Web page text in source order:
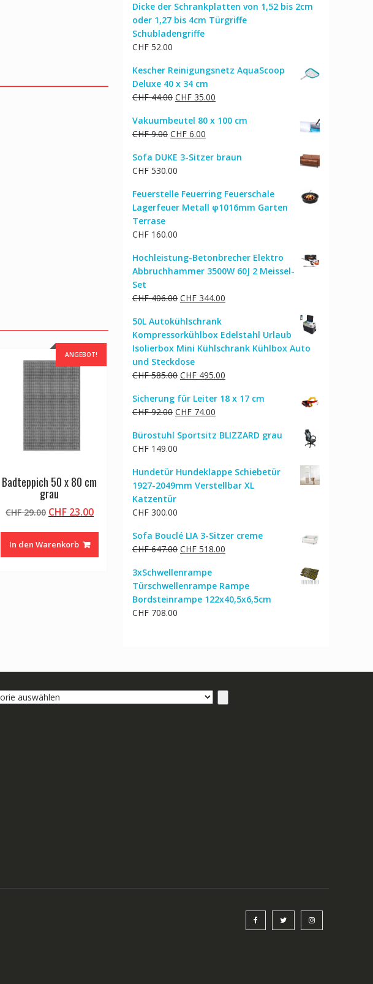
ANGEBOT!
Badteppich 50 x 80 cm
grau
CHF29.00 Ursprünglicher
war:
CHF 29.00
CHF23.00Aktueller
CHF 23.00.
In den Warenkorb
Dicke der Schrankplatten von 1,52 bis 2cm
oder 1,27 bis 4cm Türgriffe
Schubladengriffe
CHF 52.00
Kescher Reinigungsnetz AquaScoop
Deluxe 40 x 34 cm
CHF44.00 Ursprünglicher
war:
CHF 44.00
CHF 35.00
ist:
Vakuumbeutel 80 x 100 cm
CHF9.00 Ursprünglicher
war:
CHF 9.00
CHF 6.00
ist:
Sofa DUKE 3-Sitzer braun
CHF 530.00
Feuerstelle Feuerring Feuerschale
Lagerfeuer Metall φ1016mm Garten
Terrase
CHF 160.00
Hochleistung-Betonbrecher Elektro
Abbruchhammer 3500W 60J 2 Meissel-
Set
CHF406.00 Ursprünglicher
war:
CHF 406.00
CHF 344.00
CHF 344.00.
50L Autokühlschrank
Kompressorkühlbox Edelstahl Urlaub
Isolierbox Mini Kühlschrank Kühlbox Auto
und Steckdose
CHF585.00 Ursprünglicher
war:
CHF 585.00
CHF 495.00
ist:
Sicherung für Leiter 18 x 17 cm
CHF92.00 Ursprünglicher
war:
CHF 92.00
CHF 74.00
ist:
Bürostuhl Sportsitz BLIZZARD grau
CHF 149.00
Hundetür Hundeklappe Schiebetür
1927-2049mm Verstellbar XL
Katzentür
CHF 300.00
Sofa Bouclé LIA 3-Sitzer creme
CHF647.00 Ursprünglicher
war:
CHF 647.00
CHF 518.00
CHF 518.00.
3xSchwellenrampe
Türschwellenrampe Rampe
Bordsteinrampe 122x40,5x6,5cm
CHF 708.00